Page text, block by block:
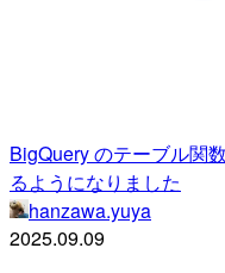
BigQuery のテーブル関
るようになりました
hanzawa.yuya
2025.09.09